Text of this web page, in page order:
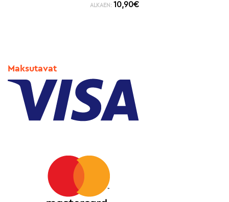
ALKAEN: 10,90€
Maksutavat